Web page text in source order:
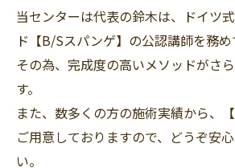
当センターは代表の鈴木は、ドイツ
ド【B/Sスパンゲ】の公認講師を務め
その為、完成度の高いメソッドがさ
す。
また、数多くの方の施術実績から、
ご用意しておりますので、どうぞ安
い。